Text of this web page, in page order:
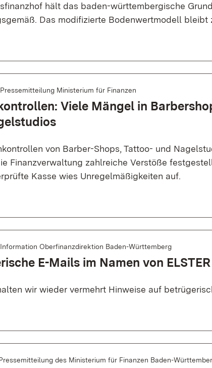
hält das baden-württembergische
Das modifizierte Bodenwertmodell bleibt
Pressemitteilung Ministerium für Finanzen
Viele Mängel in
von Barber-Shops, Tattoo- und
Finanzverwaltung zahlreiche Verstöße
Kasse wies Unregelmäßigkeiten auf.
Information Oberfinanzdirektion Baden-Württemberg
E-Mails im Namen von
wir wieder vermehrt Hinweise auf
des Ministerium für Finanzen Baden-